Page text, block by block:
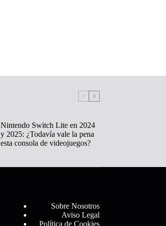
Nintendo Switch Lite en 2024
y 2025: ¿Todavía vale la pena
esta consola de videojuegos?
Sobre Nosotros
Aviso Legal
Política de Cookies